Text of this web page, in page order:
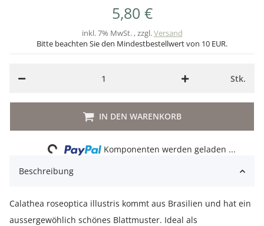
5,80 €
inkl. 7% MwSt. , zzgl.Versand
Bitte beachten Sie den Mindestbestellwert von 10 EUR.
Stk.
IN DEN WARENKORB
Loading...
Komponenten werden geladen ...
Beschreibung
Calathea roseoptica illustris kommt aus Brasilien und hat ein
aussergewöhlich schönes Blattmuster. Ideal als